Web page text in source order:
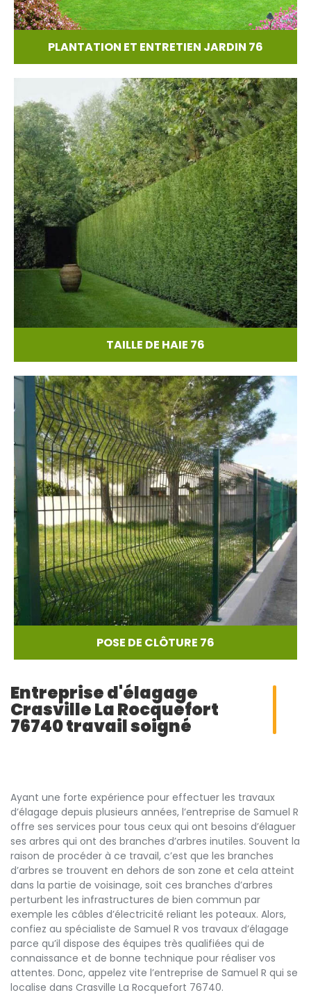
PLANTATION ET ENTRETIEN JARDIN 76
TAILLE DE HAIE 76
POSE DE CLÔTURE 76
Entreprise d'élagage
Crasville La Rocquefort
76740 travail soigné
Ayant une forte expérience pour effectuer les travaux
d’élagage depuis plusieurs années, l’entreprise de Samuel R
offre ses services pour tous ceux qui ont besoins d’élaguer
ses arbres qui ont des branches d’arbres inutiles. Souvent la
raison de procéder à ce travail, c’est que les branches
d’arbres se trouvent en dehors de son zone et cela atteint
dans la partie de voisinage, soit ces branches d’arbres
perturbent les infrastructures de bien commun par
exemple les câbles d’électricité reliant les poteaux. Alors,
confiez au spécialiste de Samuel R vos travaux d’élagage
parce qu’il dispose des équipes très qualifiées qui de
connaissance et de bonne technique pour réaliser vos
attentes. Donc, appelez vite l’entreprise de Samuel R qui se
localise dans Crasville La Rocquefort 76740.